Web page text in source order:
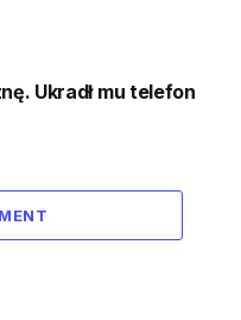
Ukradł mu telefon